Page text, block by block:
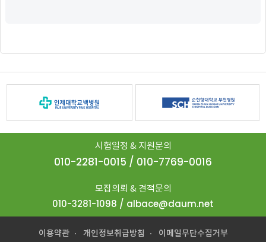
시험일정 & 지원문의
010-2281-0015 / 010-7769-0016
모집의뢰 & 견적문의
010-3281-1098 / albace@daum.net
이용약관 개인정보취급방침 이메일무단수집거부